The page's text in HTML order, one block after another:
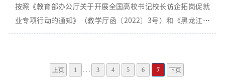
和支持！答题二维码和链接：
https://loginvalid.mycosresearch.net/?
按照《教育部办公厅关于开展全国高校书记校长访企拓岗促就
业专项行动的通知》（教学厅函〔2022〕3号）和《黑龙江省
高校书记校长访企拓岗促就业专项行动的实施方案》要求，为
冲刺”行动-就业促进周系列活动，学院决定举办访企拓岗专项
行动-“齐齐哈尔医学院2022届毕业生线上招聘会”。现将有关
上页 1 . . . 3 4 5 6 7 下页